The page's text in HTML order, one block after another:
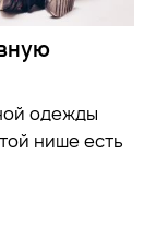
одежды
нише есть